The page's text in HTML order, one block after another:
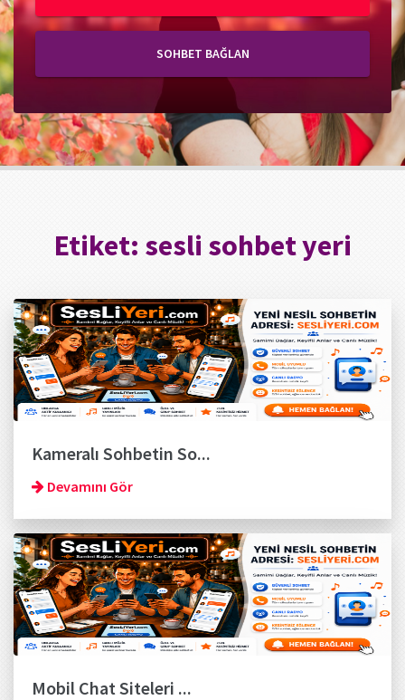
SOHBET BAĞLAN
Etiket: sesli sohbet yeri
Kameralı Sohbetin So...
Devamını Gör
Mobil Chat Siteleri ...